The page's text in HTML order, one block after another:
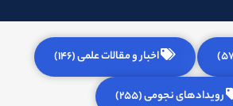
اخبار و مقالات علمی (146)
رویدادهای نجومی (255)